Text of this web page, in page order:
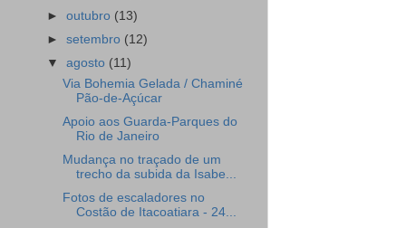
►outubro (13)
►setembro (12)
▼agosto (11)
Via Bohemia Gelada / Chaminé
Pão-de-Açúcar
Apoio aos Guarda-Parques do
Rio de Janeiro
Mudança no traçado de um
trecho da subida da Isabe...
Fotos de escaladores no
Costão de Itacoatiara - 24...